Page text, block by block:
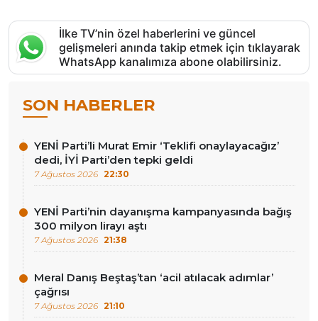
İlke TV’nin özel haberlerini ve güncel
gelişmeleri anında takip etmek için tıklayarak
WhatsApp kanalımıza abone olabilirsiniz.
SON HABERLER
YENİ Parti’li Murat Emir ‘Teklifi onaylayacağız’
dedi, İYİ Parti’den tepki geldi
7 Ağustos 2026 22:30
YENİ Parti’nin dayanışma kampanyasında bağış
300 milyon lirayı aştı
7 Ağustos 2026 21:38
Meral Danış Beştaş’tan ‘acil atılacak adımlar’
çağrısı
7 Ağustos 2026 21:10